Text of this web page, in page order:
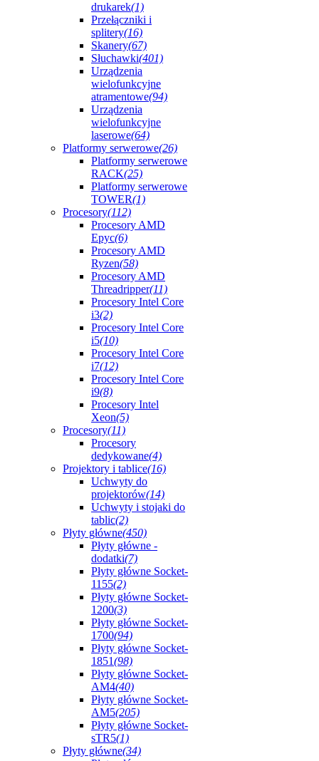
drukarek(1)
Przełączniki i
splitery(16)
Skanery(67)
Słuchawki(401)
Urządzenia
wielofunkcyjne
atramentowe(94)
Urządzenia
wielofunkcyjne
laserowe(64)
Platformy serwerowe(26)
Platformy serwerowe
RACK(25)
Platformy serwerowe
TOWER(1)
Procesory(112)
Procesory AMD
Epyc(6)
Procesory AMD
Ryzen(58)
Procesory AMD
Threadripper(11)
Procesory Intel Core
i3(2)
Procesory Intel Core
i5(10)
Procesory Intel Core
i7(12)
Procesory Intel Core
i9(8)
Procesory Intel
Xeon(5)
Procesory(11)
Procesory
dedykowane(4)
Projektory i tablice(16)
Uchwyty do
projektorów(14)
Uchwyty i stojaki do
tablic(2)
Płyty główne(450)
Płyty główne -
dodatki(7)
Płyty główne Socket-
1155(2)
Płyty główne Socket-
1200(3)
Płyty główne Socket-
1700(94)
Płyty główne Socket-
1851(98)
Płyty główne Socket-
AM4(40)
Płyty główne Socket-
AM5(205)
Płyty główne Socket-
sTR5(1)
Płyty główne(34)